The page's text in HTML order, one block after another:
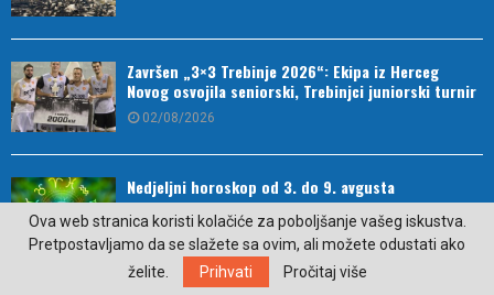
Završen „3×3 Trebinje 2026“: Ekipa iz Herceg
Novog osvojila seniorski, Trebinjci juniorski turnir
02/08/2026
Nedjeljni horoskop od 3. do 9. avgusta
02/08/2026
Ova web stranica koristi kolačiće za poboljšanje vašeg iskustva.
Pretpostavljamo da se slažete sa ovim, ali možete odustati ako
želite.
Prihvati Pročitaj više